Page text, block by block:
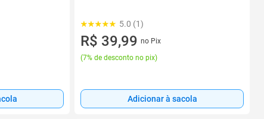
5.0 (1)
R$ 39,99 no Pix
(7% de desconto no pix)
Adicionar à sacola